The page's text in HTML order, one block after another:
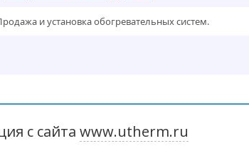
и установка обогревательных систем.
с сайта www.utherm.ru